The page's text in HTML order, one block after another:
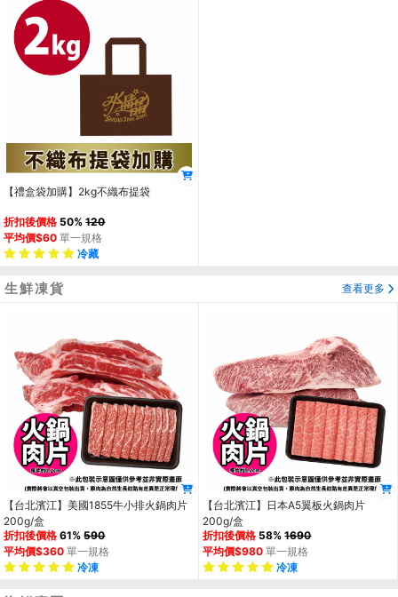
【禮盒袋加購】2kg不織布提袋
折扣後價格 50%120
平均價$60 單一規格
冷藏
生鮮凍貨 查看更多
【台北濱江】美國1855牛小排火鍋肉片
200g/盒
折扣後價格 61%590
平均價$360 單一規格
冷凍
【台北濱江】日本A5翼板火鍋肉片
200g/盒
折扣後價格 58%1690
平均價$980 單一規格
冷凍